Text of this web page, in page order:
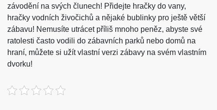
závodění na svých člunech! Přidejte hračky do vany,
hračky vodních živočichů a nějaké bublinky pro ještě větší
zábavu! Nemusíte utrácet příliš mnoho peněz, abyste své
ratolesti často vodili do zábavních parků nebo domů na
hraní, můžete si užít vlastní verzi zábavy na svém vlastním
dvorku!